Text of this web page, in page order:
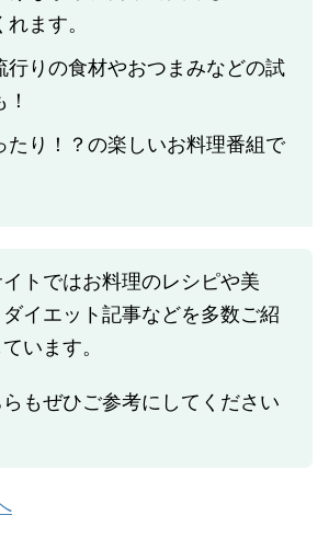
ます。
行りの食材やおつまみなどの試
たり！？の楽しいお料理番組で
トではお料理のレシピや美
イエット記事などを多数ご紹
います。
らもぜひご参考にしてください